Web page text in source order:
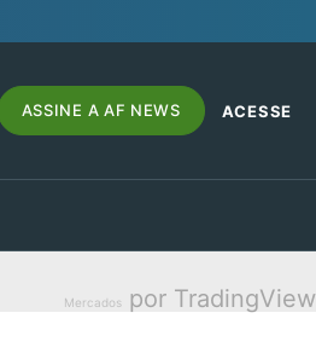
ASSINE A AF NEWS ACESSE
Mercados por TradingView